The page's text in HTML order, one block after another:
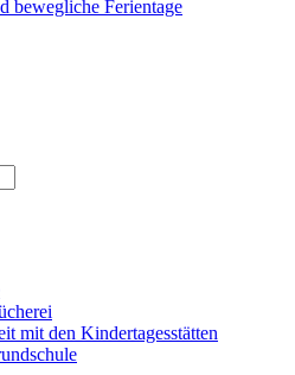
bewegliche Ferientage
mit den Kindertagesstätten